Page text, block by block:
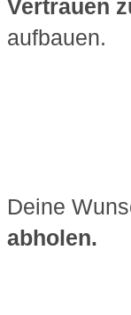
Vertrauen
aufbauen.
Deine
abholen.